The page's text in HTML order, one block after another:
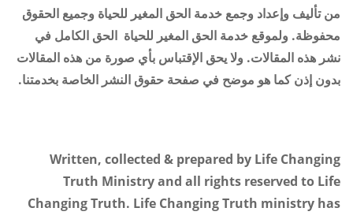
من تأليف وإعداد وجمع خدمة الحق المغير للحياة وجميع الحقوق
محفوظة. ولموقع خدمة الحق المغير للحياة الحق الكامل في
نشر هذه المقالات. ولا يحق الإقتباس بأي صورة من هذه المقالات
بدون إذن كما هو موضح في صفحة حقوق النشر الخاصة بخدمتنا.
Written, collected & prepared by Life Changing
Truth Ministry and all rights reserved to Life
Changing Truth. Life Changing Truth ministry has